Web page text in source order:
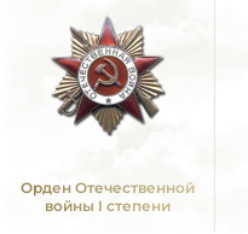
Орден Отечественной
войны I степени